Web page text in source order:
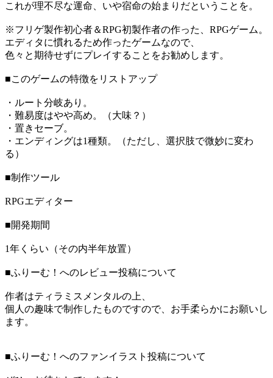
これが理不尽な運命、いや宿命の始まりだということを。
※フリゲ製作初心者＆RPG初製作者の作った、RPGゲーム。
エディタに慣れるため作ったゲームなので、
色々と期待せずにプレイすることをお勧めします。
■このゲームの特徴をリストアップ
・ルート分岐あり。
・難易度はやや高め。（大味？）
・置きセーブ。
・エンディングは1種類。（ただし、選択肢で微妙に変わ
る）
■制作ツール
RPGエディター
■開発期間
1年くらい（その内半年放置）
■ふりーむ！へのレビュー投稿について
作者はティラミスメンタルの上、
個人の趣味で制作したものですので、お手柔らかにお願いし
ます。
■ふりーむ！へのファンイラスト投稿について